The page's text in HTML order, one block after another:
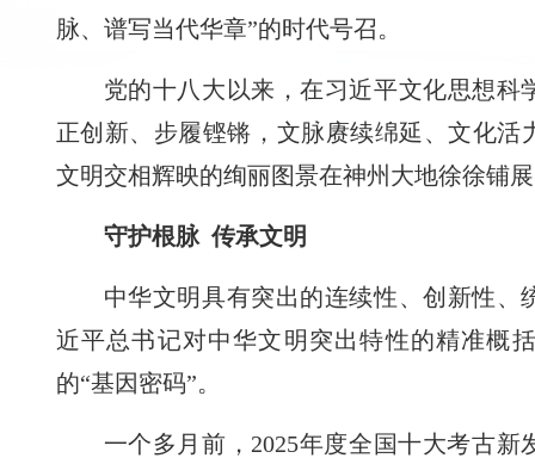
脉、谱写当代华章”的时代号召。
党的十八大以来，在习近平文化思想科
正创新、步履铿锵，文脉赓续绵延、文化活
文明交相辉映的绚丽图景在神州大地徐徐铺
守护根脉 传承文明
中华文明具有突出的连续性、创新性、
近平总书记对中华文明突出特性的精准概
的“基因密码”。
一个多月前，2025年度全国十大考古